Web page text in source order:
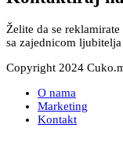
Želite da se
sa zajednicom
Copyright 2024
O nama
Marketing
Kontakt